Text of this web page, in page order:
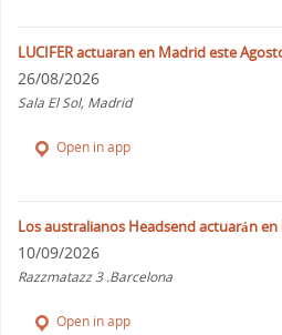
LUCIFER actuaran en Madrid este
26/08/2026
Sala El Sol, Madrid
Open in app
Los australianos Headsend actuarán
10/09/2026
Razzmatazz 3 .Barcelona
Open in app